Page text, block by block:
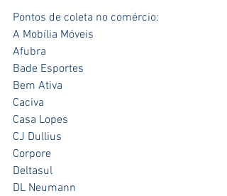
Pontos de coleta no comércio:
A Mobília Móveis
Afubra
Bade Esportes
Bem Ativa
Caciva
Casa Lopes
CJ Dullius
Corpore
Deltasul
DL Neumann